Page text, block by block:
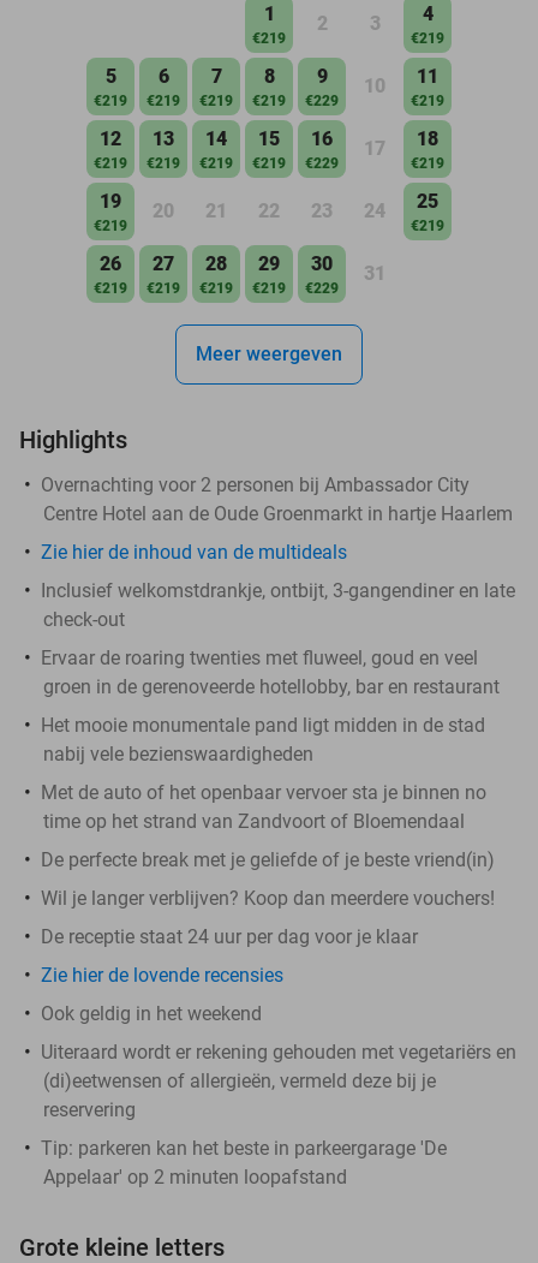
1
€219
2 3 4
€219
5
€219
6
€219
7
€219
8
€219
9
€229
10 11
€219
12
€219
13
€219
14
€219
15
€219
16
€229
17 18
€219
19
€219
20 21 22 23 24 25
€219
26
€219
27
€219
28
€219
29
€219
30
€229
31
Meer weergeven
Highlights
Overnachting voor 2 personen bij Ambassador City
Centre Hotel aan de Oude Groenmarkt in hartje Haarlem
Zie hier de inhoud van de multideals
Inclusief welkomstdrankje, ontbijt, 3-gangendiner en late
check-out
Ervaar de roaring twenties met fluweel, goud en veel
groen in de gerenoveerde hotellobby, bar en restaurant
Het mooie monumentale pand ligt midden in de stad
nabij vele bezienswaardigheden
Met de auto of het openbaar vervoer sta je binnen no
time op het strand van Zandvoort of Bloemendaal
De perfecte break met je geliefde of je beste vriend(in)
Wil je langer verblijven? Koop dan meerdere vouchers!
De receptie staat 24 uur per dag voor je klaar
Zie hier de lovende recensies
Ook geldig in het weekend
Uiteraard wordt er rekening gehouden met vegetariërs en
(di)eetwensen of allergieën, vermeld deze bij je
reservering
Tip: parkeren kan het beste in parkeergarage 'De
Appelaar' op 2 minuten loopafstand
Grote kleine letters